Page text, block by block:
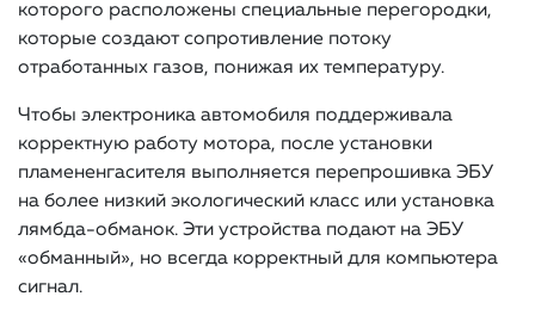
которого расположены специальные перегородки,
которые создают сопротивление потоку
отработанных газов, понижая их температуру.
Чтобы электроника автомобиля поддерживала
корректную работу мотора, после установки
пламененгасителя выполняется перепрошивка ЭБУ
на более низкий экологический класс или установка
лямбда-обманок. Эти устройства подают на ЭБУ
«обманный», но всегда корректный для компьютера
сигнал.